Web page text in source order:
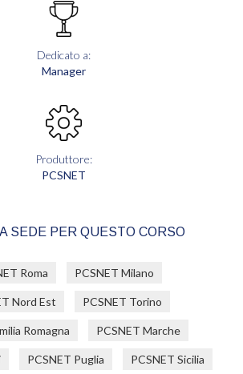
Dedicato a:
Manager
Produttore:
PCSNET
SEDE PER QUESTO CORSO
Roma PCSNET Milano
Nord Est PCSNET Torino
Romagna PCSNET Marche
PCSNET Puglia PCSNET Sicilia